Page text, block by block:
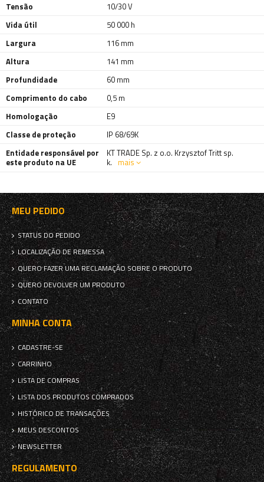
Tensão
10/30 V
Vida útil
50 000 h
Largura
116 mm
Altura
141 mm
Profundidade
60 mm
Comprimento do cabo
0,5 m
Homologação
E9
Classe de proteção
IP 68/69K
Entidade responsável por
este produto na UE
KT TRADE Sp. z o.o. Krzysztof Tritt sp.
k. mais
MEU PEDIDO
STATUS DO PEDIDO
LOCALIZAÇÃO DE REMESSA
QUERO FAZER UMA RECLAMAÇÃO SOBRE O PRODUTO
QUERO DEVOLVER UM PRODUTO
CONTATO
MINHA CONTA
CADASTRE-SE
CARRINHO
LISTA DE COMPRAS
LISTA DOS PRODUTOS COMPRADOS
HISTÓRICO DE TRANSAÇÕES
MEUS DESCONTOS
NEWSLETTER
REGULAMENTO